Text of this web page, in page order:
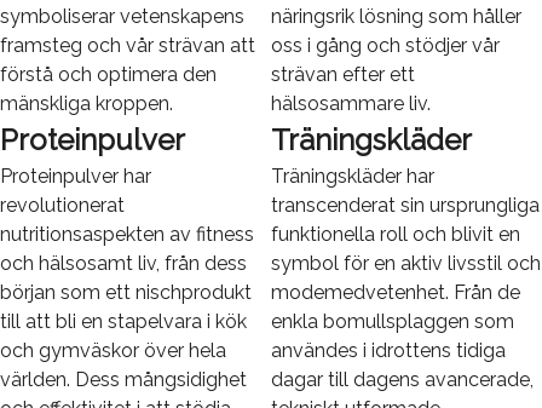
symboliserar vetenskapens
framsteg och vår strävan att
förstå och optimera den
mänskliga kroppen.
näringsrik lösning som håller
oss i gång och stödjer vår
strävan efter ett
hälsosammare liv.
Proteinpulver
Proteinpulver har
revolutionerat
nutritionsaspekten av fitness
och hälsosamt liv, från dess
början som ett nischprodukt
till att bli en stapelvara i kök
och gymväskor över hela
världen. Dess mångsidighet
Träningskläder
Träningskläder har
transcenderat sin ursprungliga
funktionella roll och blivit en
symbol för en aktiv livsstil och
modemedvetenhet. Från de
enkla bomullsplaggen som
användes i idrottens tidiga
dagar till dagens avancerade,